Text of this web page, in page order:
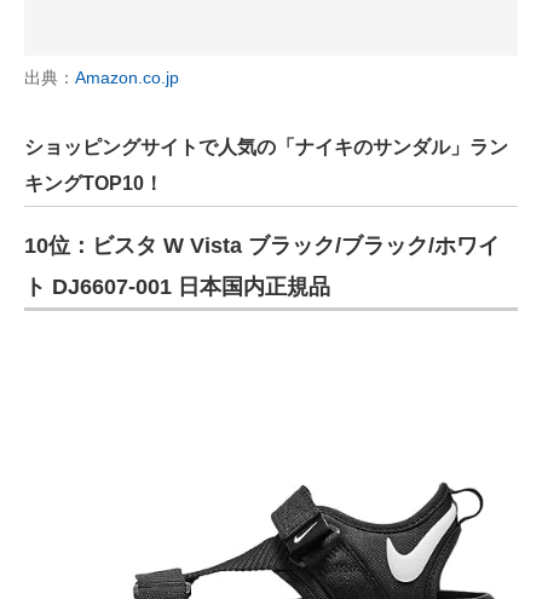
出典： Amazon.co.jp
ショッピングサイトで人気の「ナイキのサンダル」ラン
キングTOP10！
10位：ビスタ W Vista ブラック/ブラック/ホワイ
ト DJ6607-001 日本国内正規品